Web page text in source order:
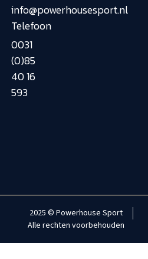
info@powerhousesport.nl
Telefoon
0031
(0)85
40 16
593
2025 © Powerhouse Sport
Alle rechten voorbehouden